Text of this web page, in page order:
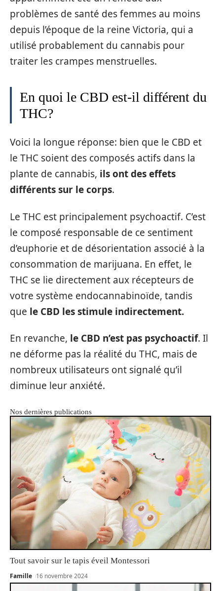
problèmes de santé des femmes au moins
depuis l’époque de la reine Victoria, qui a
utilisé probablement du cannabis pour
traiter les crampes menstruelles.
En quoi le CBD est-il différent du
THC?
Voici la longue réponse: bien que le CBD et
le THC soient des composés actifs dans la
plante de cannabis, ils ont des effets
différents sur le corps.
Le THC est principalement psychoactif. C’est
le composé responsable de ce sentiment
d’euphorie et de désorientation associé à la
consommation de marijuana. En effet, le
THC se lie directement aux récepteurs de
votre système endocannabinoïde, tandis
que le CBD les stimule indirectement.
En revanche, le CBD n’est pas psychoactif. Il
ne déforme pas la réalité du THC, mais de
nombreux utilisateurs ont signalé qu’il
diminue leur anxiété.
Nos dernières publications
Tout savoir sur le tapis éveil Montessori
Famille 16 novembre 2024